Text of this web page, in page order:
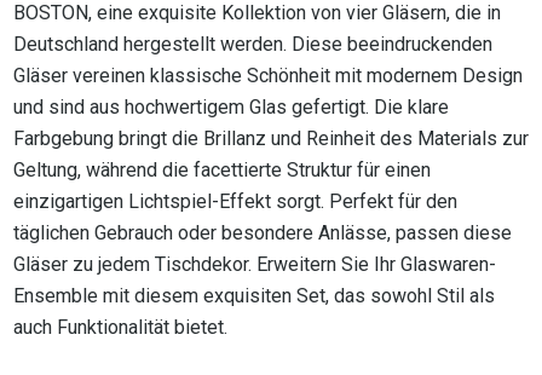
BOSTON, eine exquisite Kollektion von vier Gläsern, die in
Deutschland hergestellt werden. Diese beeindruckenden
Gläser vereinen klassische Schönheit mit modernem Design
und sind aus hochwertigem Glas gefertigt. Die klare
Farbgebung bringt die Brillanz und Reinheit des Materials zur
Geltung, während die facettierte Struktur für einen
einzigartigen Lichtspiel-Effekt sorgt. Perfekt für den
täglichen Gebrauch oder besondere Anlässe, passen diese
Gläser zu jedem Tischdekor. Erweitern Sie Ihr Glaswaren-
Ensemble mit diesem exquisiten Set, das sowohl Stil als
auch Funktionalität bietet.